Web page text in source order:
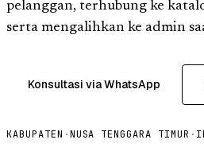
pelanggan, terhubung ke
serta mengalihkan ke admin
Konsultasi via WhatsApp
KABUPATEN ·NUSA TENGGARA TIMUR ·